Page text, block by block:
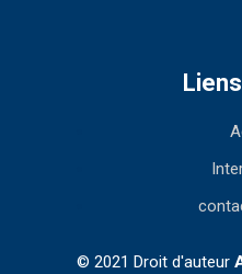
© 2021 Droit d'auteur